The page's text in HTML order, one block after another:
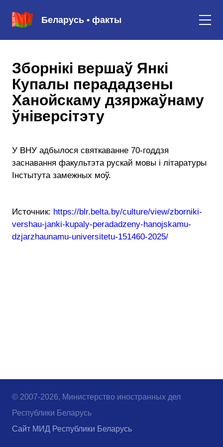
Беларусь • факты
Зборнікі вершаў Янкі
Купалы перададзены
Ханойскаму дзяржаўнаму
ўніверсітэту
У ВНУ адбылося святкаванне 70-годдзя
заснавання факультэта рускай мовы і літаратуры
Інстытута замежных моў.
Источник: https://blr.belta.by/culture/view/zborniki-
vershau-janki-kupaly-peradadzeny-hanojskamu-
dzjarzhaunamu-universitetu-151460-2025/
© 2007-2026, Министерство иностранных дел
Республики Беларусь
Сайт МИД Республики Беларусь